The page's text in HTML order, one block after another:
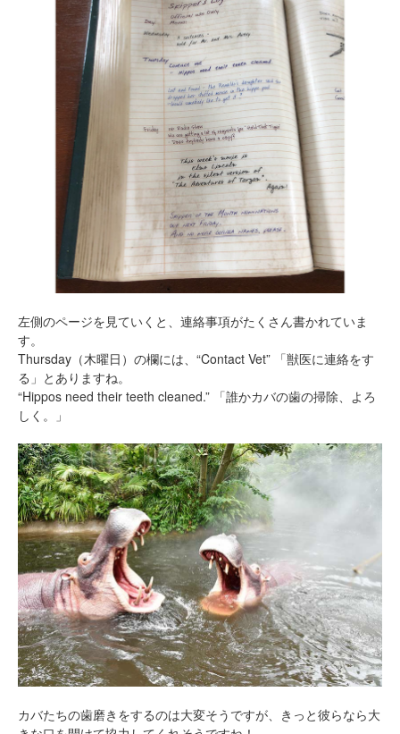
左側のページを見ていくと、連絡事項がたくさん書かれていま
す。
Thursday（木曜日）の欄には、“Contact Vet” 「獣医に連絡をす
る」とありますね。
“Hippos need their teeth cleaned.” 「誰かカバの歯の掃除、よろ
しく。」
カバたちの歯磨きをするのは大変そうですが、きっと彼らなら大